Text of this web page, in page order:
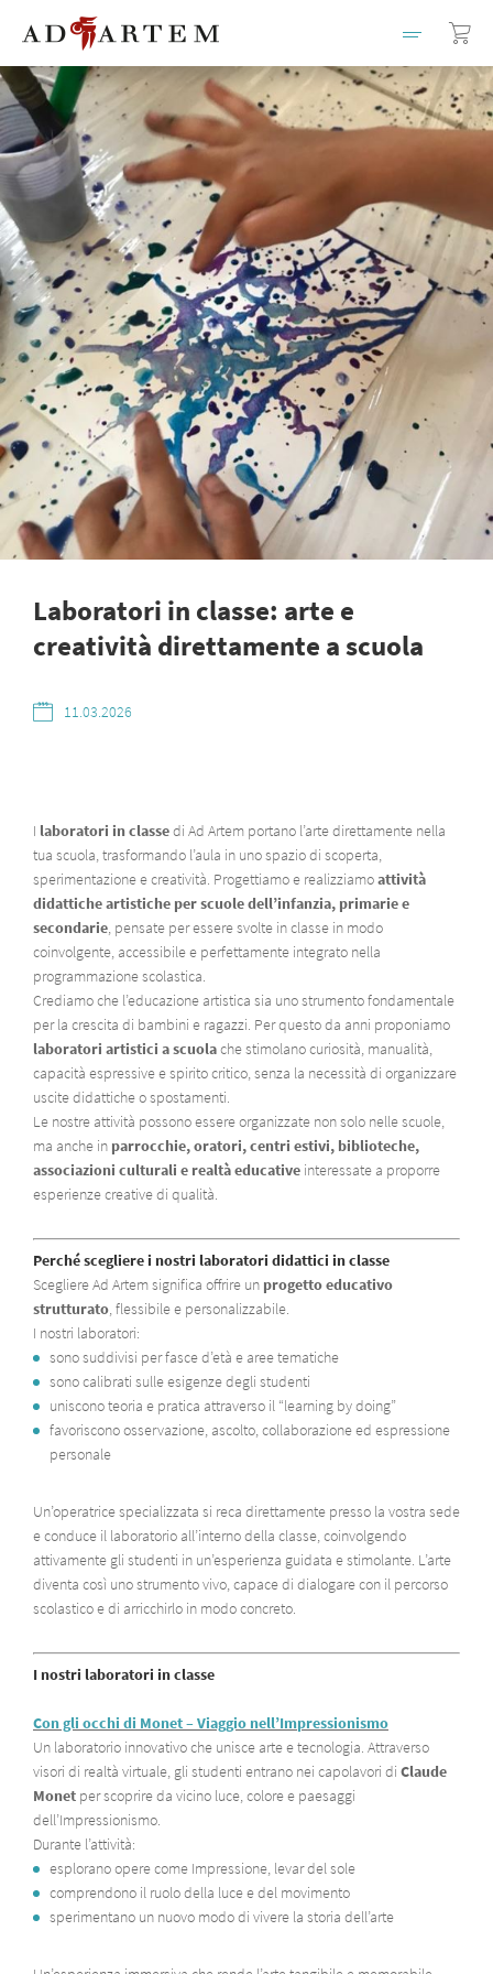
Laboratori in classe: arte e
creatività direttamente a scuola
11.03.2026
I laboratori in classedi Ad Artem portano l’arte direttamente nella
tua scuola, trasformando l’aula in uno spazio di scoperta,
sperimentazione e creatività. Progettiamo e realizziamoattività
didattiche artistiche per scuole dell’infanzia, primarie e
secondarie, pensate per essere svolte in classe in modo
coinvolgente, accessibile e perfettamente integrato nella
programmazione scolastica.
Crediamo che l’educazione artistica sia uno strumento fondamentale
per la crescita di bambini e ragazzi. Per questo da anni proponiamo
laboratori artistici a scuolache stimolano curiosità, manualità,
capacità espressive e spirito critico, senza la necessità di organizzare
uscite didattiche o spostamenti.
Le nostre attività possono essere organizzate non solo nelle scuole,
ma anche in parrocchie, oratori, centri estivi, biblioteche,
associazioni culturali e realtà educative interessate a proporre
esperienze creative di qualità.
Perché scegliere i nostri laboratori didattici in classe
Scegliere Ad Artem significa offrire un progetto educativo
strutturato, flessibile e personalizzabile.
I nostri laboratori:
sono suddivisi per fasce d’età e aree tematiche
sono calibrati sulle esigenze degli studenti
uniscono teoria e pratica attraverso il “learning by doing”
favoriscono osservazione, ascolto, collaborazione ed espressione
personale
Un’operatrice specializzata si reca direttamente presso la vostra sede
e conduce il laboratorio all’interno della classe, coinvolgendo
attivamente gli studenti in un’esperienza guidata e stimolante. L’arte
diventa così uno strumento vivo, capace di dialogare con il percorso
scolastico e di arricchirlo in modo concreto.
I nostri laboratori in classe
Con gli occhi di Monet – Viaggio nell’Impressionismo
Un laboratorio innovativo che unisce arte e tecnologia. Attraverso
visori di realtà virtuale, gli studenti entrano nei capolavori di Claude
Monet per scoprire da vicino luce, colore e paesaggi
dell’Impressionismo.
Durante l’attività:
esplorano opere come Impressione, levar del sole
comprendono il ruolo della luce e del movimento
sperimentano un nuovo modo di vivere la storia dell’arte